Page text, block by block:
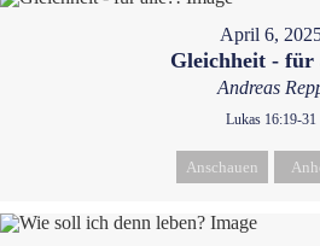
April 6,
Gleichheit - für
Andreas
Lukas 16:19-31
Anschauen